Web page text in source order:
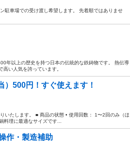
駐車場での受け渡し希望します。 先着順ではありませ
年以上の歴史を持つ日本の伝統的な鉄鋳物です。 熱伝導
い人気を誇っています。
）500円！すぐ使えます！
いたします。 ■ 商品の状態 • 使用回数： 1〜2回のみ（ほ
料理に最適なサイズです...
作・製造補助